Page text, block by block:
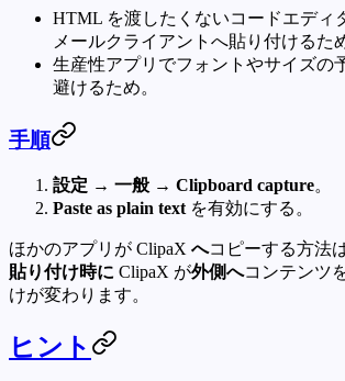
HTML を渡したくないコードエディ
メールクライアントへ貼り付けるた
生産性アプリでフォントやサイズの
避けるため。
手順
設定 → 一般 → Clipboard capture。
Paste as plain text を有効にする。
ほかのアプリが ClipaX へコピーする方法
貼り付け時に ClipaX が外側へコンテンツ
けが変わります。
ヒント